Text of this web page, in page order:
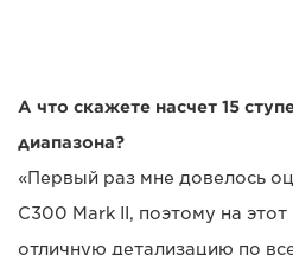
А что скажете насчет 15
диапазона?
«Первый раз мне довелось
C300 Mark II, поэтому на
отличную детализацию по